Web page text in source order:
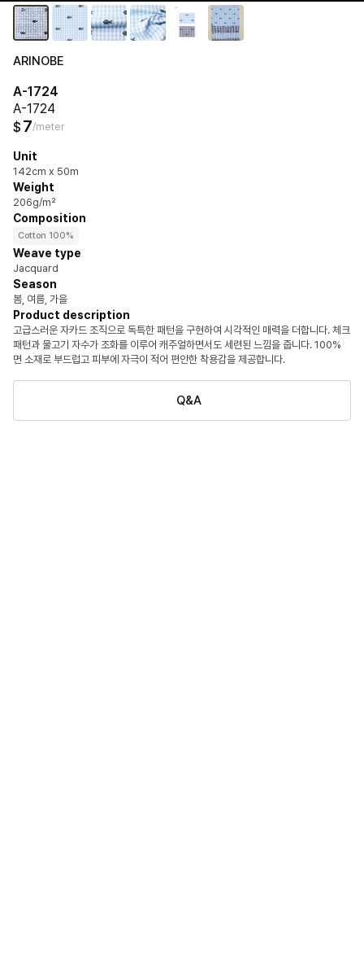
ARINOBE
A-1724
A-1724
$ 7/meter
Unit
142cm x 50m
Weight
206g/m²
Composition
Cotton 100%
Weave type
Jacquard
Season
봄, 여름, 가을
Product description
고급스러운 자카드 조직으로 독특한 패턴을 구현하여 시각적인 매력을 더합니다. 체크
패턴과 물고기 자수가 조화를 이루어 캐주얼하면서도 세련된 느낌을 줍니다. 100%
면 소재로 부드럽고 피부에 자극이 적어 편안한 착용감을 제공합니다.
Q&A